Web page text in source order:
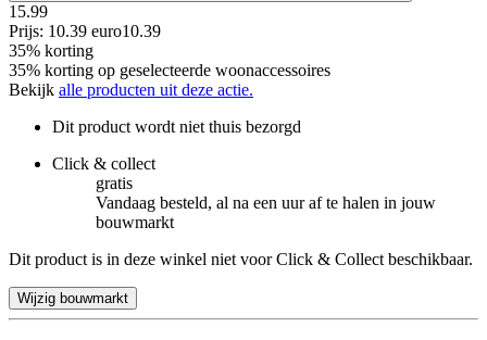
15.99
Prijs: 10.39 euro10.39
35% korting
35% korting op geselecteerde woonaccessoires
Bekijk alle producten uit deze actie.
Dit product wordt niet thuis bezorgd
Click & collect
gratis
Vandaag besteld, al na een uur af te halen in jouw
bouwmarkt
Dit product is in deze winkel niet voor Click & Collect beschikbaar.
Wijzig bouwmarkt